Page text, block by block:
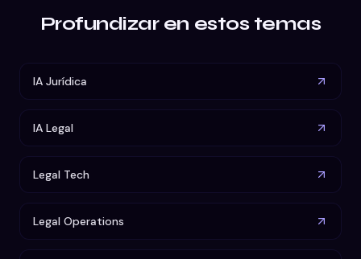
Profundizar en estos temas
IA Jurídica
IA Legal
Legal Tech
Legal Operations